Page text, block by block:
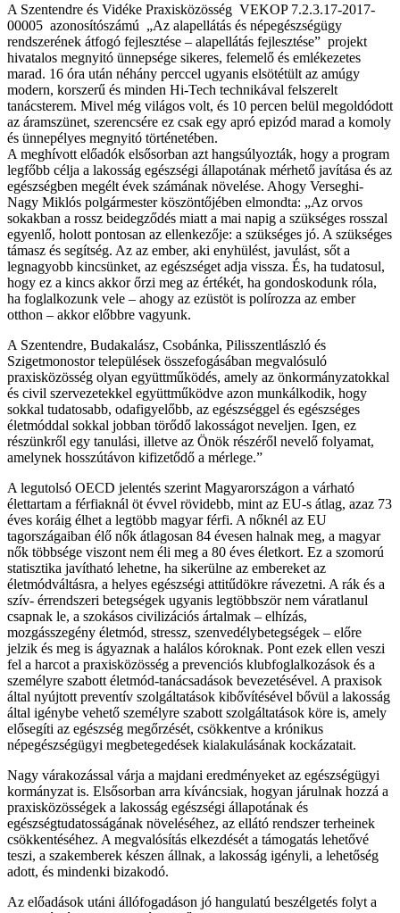
A Szentendre és Vidéke Praxisközösség VEKOP 7.2.3.17-2017-
00005 azonosítószámú „Az alapellátás és népegészségügy
rendszerének átfogó fejlesztése – alapellátás fejlesztése” projekt
hivatalos megnyitó ünnepsége sikeres, felemelő és emlékezetes
marad. 16 óra után néhány perccel ugyanis elsötétült az amúgy
modern, korszerű és minden Hi-Tech technikával felszerelt
tanácsterem. Mivel még világos volt, és 10 percen belül megoldódott
az áramszünet, szerencsére ez csak egy apró epizód marad a komoly
és ünnepélyes megnyitó történetében.
A meghívott előadók elsősorban azt hangsúlyozták, hogy a program
legfőbb célja a lakosság egészségi állapotának mérhető javítása és az
egészségben megélt évek számának növelése. Ahogy Verseghi-
Nagy Miklós polgármester köszöntőjében elmondta: „Az orvos
sokakban a rossz beidegződés miatt a mai napig a szükséges rosszal
egyenlő, holott pontosan az ellenkezője: a szükséges jó. A szükséges
támasz és segítség. Az az ember, aki enyhülést, javulást, sőt a
legnagyobb kincsünket, az egészséget adja vissza. És, ha tudatosul,
hogy ez a kincs akkor őrzi meg az értékét, ha gondoskodunk róla,
ha foglalkozunk vele – ahogy az ezüstöt is polírozza az ember
otthon – akkor előbbre vagyunk.
A Szentendre, Budakalász, Csobánka, Pilisszentlászló és
Szigetmonostor települések összefogásában megvalósuló
praxisközösség olyan együttműködés, amely az önkormányzatokkal
és civil szervezetekkel együttműködve azon munkálkodik, hogy
sokkal tudatosabb, odafigyelőbb, az egészséggel és egészséges
életmóddal sokkal jobban törődő lakosságot neveljen. Igen, ez
részünkről egy tanulási, illetve az Önök részéről nevelő folyamat,
amelynek hosszútávon kifizetődő a mérlege.”
A legutolsó OECD jelentés szerint Magyarországon a várható
élettartam a férfiaknál öt évvel rövidebb, mint az EU-s átlag, azaz 73
éves koráig élhet a legtöbb magyar férfi. A nőknél az EU
tagországaiban élő nők átlagosan 84 évesen halnak meg, a magyar
nők többsége viszont nem éli meg a 80 éves életkort. Ez a szomorú
statisztika javítható lehetne, ha sikerülne az embereket az
életmódváltásra, a helyes egészségi attitűdökre rávezetni. A rák és a
szív- érrendszeri betegségek ugyanis legtöbbször nem váratlanul
csapnak le, a szokásos civilizációs ártalmak – elhízás,
mozgásszegény életmód, stressz, szenvedélybetegségek – előre
jelzik és meg is ágyaznak a halálos kóroknak. Pont ezek ellen veszi
fel a harcot a praxisközösség a prevenciós klubfoglalkozások és a
személyre szabott életmód-tanácsadások bevezetésével. A praxisok
által nyújtott preventív szolgáltatások kibővítésével bővül a lakosság
által igénybe vehető személyre szabott szolgáltatások köre is, amely
elősegíti az egészség megőrzését, csökkentve a krónikus
népegészségügyi megbetegedések kialakulásának kockázatait.
Nagy várakozással várja a majdani eredményeket az egészségügyi
kormányzat is. Elsősorban arra kíváncsiak, hogyan járulnak hozzá a
praxisközösségek a lakosság egészségi állapotának és
egészségtudatosságának növeléséhez, az ellátó rendszer terheinek
csökkentéséhez. A megvalósítás elkezdését a támogatás lehetővé
teszi, a szakemberek készen állnak, a lakosság igényli, a lehetőség
adott, és mindenki bizakodó.
Az előadások utáni állófogadáson jó hangulatú beszélgetés folyt a